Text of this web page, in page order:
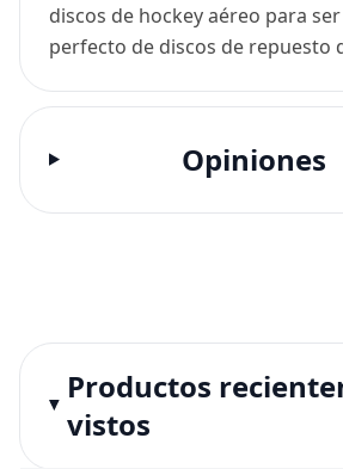
discos de hockey aéreo para
perfecto de discos de repuesto
Opiniones
Productos
vistos